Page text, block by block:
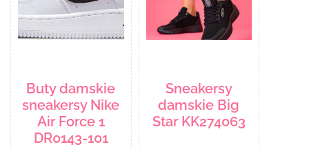
Buty damskie
sneakersy Nike
Air Force 1
DR0143-101
Sneakersy
damskie Big
Star KK274063